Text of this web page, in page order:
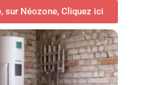
sur Néozone, Cliquez ici